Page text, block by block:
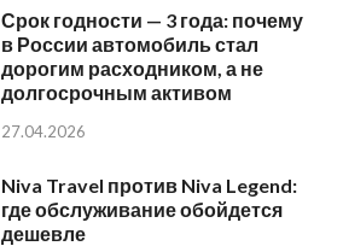
Срок годности — 3 года: почему
в России автомобиль стал
дорогим расходником, а не
долгосрочным активом
27.04.2026
Niva Travel против Niva Legend:
где обслуживание обойдется
дешевле